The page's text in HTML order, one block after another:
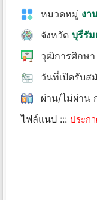
หมวดหมู่ งา
จังหวัด บุรีรัม
วุฒิการศึกษา
วันที่เปิดรับส
ผ่าน/ไม่ผ่าน
ไฟล์แนป ::: ประก